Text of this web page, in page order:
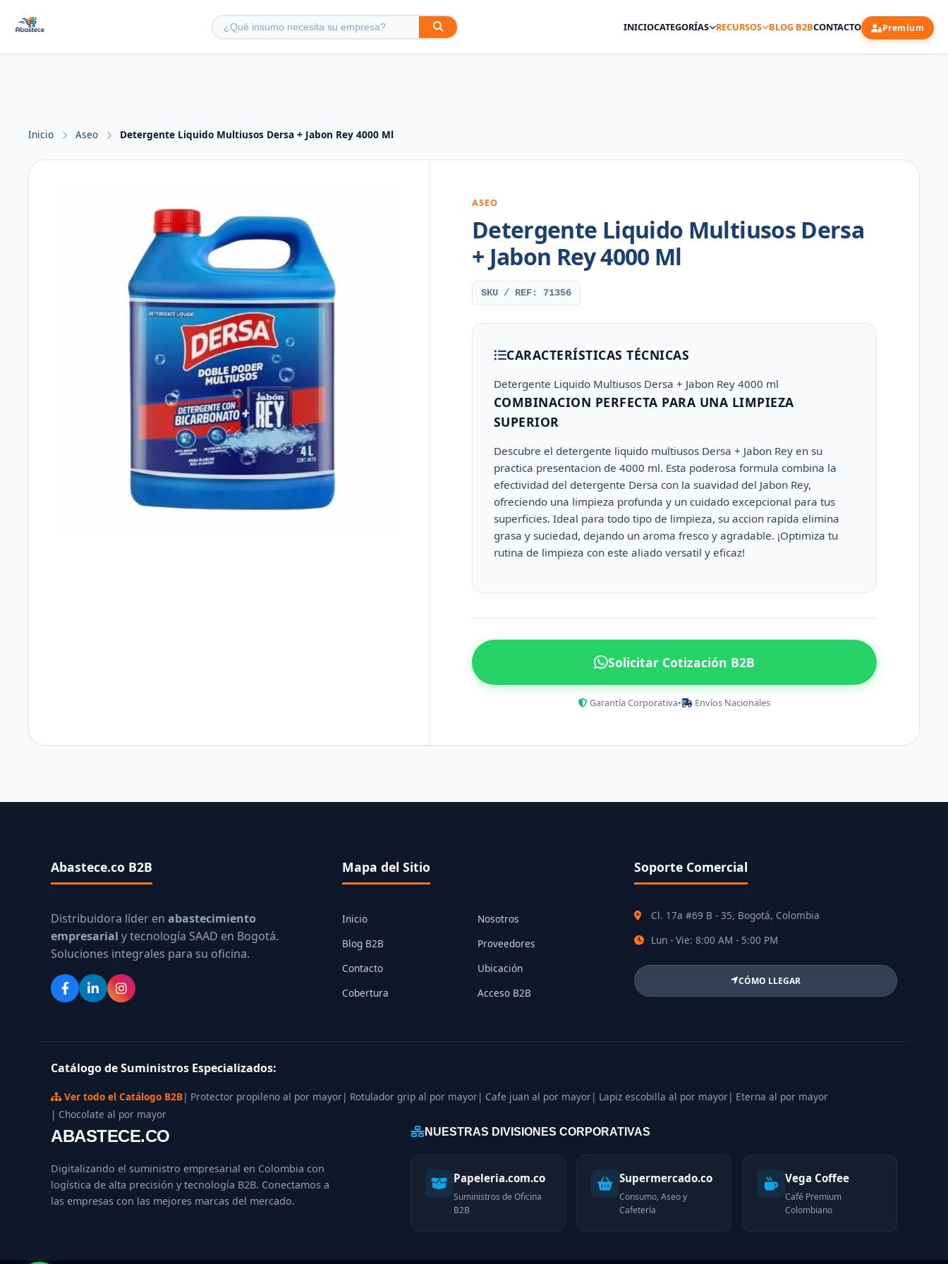
INICIOCATEGORÍAS RECURSOS BLOG B2BCONTACTO Premium
Inicio Aseo Detergente Liquido Multiusos Dersa + Jabon Rey 4000 Ml
ASEO
Detergente Liquido Multiusos Dersa
+ Jabon Rey 4000 Ml
SKU / REF: 71356
CARACTERÍSTICAS TÉCNICAS
Detergente Liquido Multiusos Dersa + Jabon Rey 4000 ml
COMBINACION PERFECTA PARA UNA LIMPIEZA
SUPERIOR
Descubre el detergente liquido multiusos Dersa + Jabon Rey en su
practica presentacion de 4000 ml. Esta poderosa formula combina la
efectividad del detergente Dersa con la suavidad del Jabon Rey,
ofreciendo una limpieza profunda y un cuidado excepcional para tus
superficies. Ideal para todo tipo de limpieza, su accion rapida elimina
grasa y suciedad, dejando un aroma fresco y agradable. ¡Optimiza tu
rutina de limpieza con este aliado versatil y eficaz!
Solicitar Cotización B2B
Garantía Corporativa• Envíos Nacionales
Abastece.co B2B
Distribuidora líder en abastecimiento
empresarial y tecnología SAAD en Bogotá.
Soluciones integrales para su oficina.
Mapa del Sitio
Inicio
Nosotros
Blog B2B
Proveedores
Contacto
Ubicación
Cobertura
Acceso B2B
Soporte Comercial
Cl. 17a #69 B - 35, Bogotá, Colombia
Lun - Vie: 8:00 AM - 5:00 PM
CÓMO LLEGAR
Catálogo de Suministros Especializados:
Ver todo el Catálogo B2B| Protector propileno al por mayor| Rotulador grip al por mayor| Cafe juan al por mayor| Lapiz escobilla al por mayor| Eterna al por mayor
| Chocolate al por mayor
ABASTECE.CO
Digitalizando el suministro empresarial en Colombia con
logística de alta precisión y tecnología B2B. Conectamos a
las empresas con las mejores marcas del mercado.
NUESTRAS DIVISIONES CORPORATIVAS
Papeleria.com.co
Suministros de Oficina
B2B
Supermercado.co
Consumo, Aseo y
Cafetería
Vega Coffee
Café Premium
Colombiano